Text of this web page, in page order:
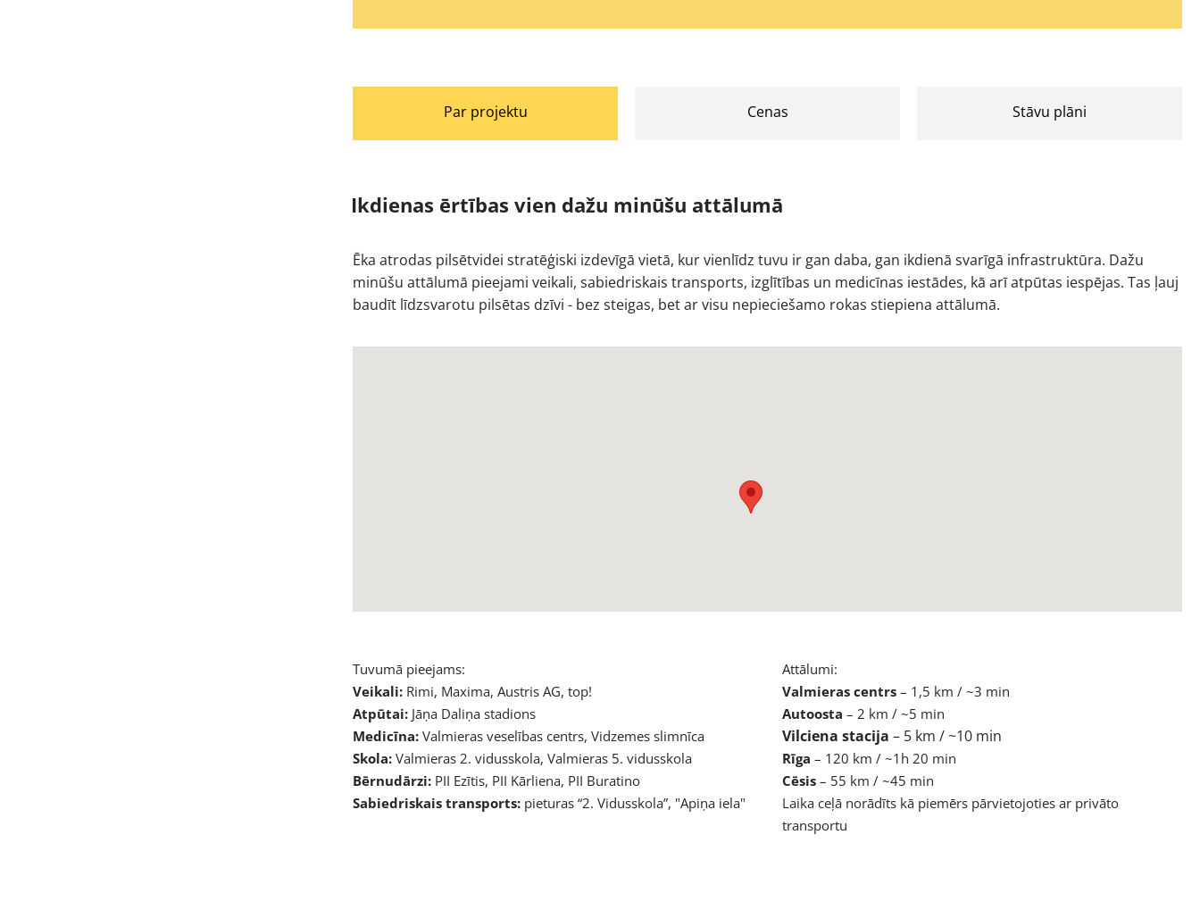
Par projektu Cenas Stāvu plāni
Ikdienas ērtības vien dažu minūšu attālumā
Ēka atrodas pilsētvidei stratēģiski izdevīgā vietā, kur vienlīdz tuvu ir gan daba, gan ikdienā svarīgā infrastruktūra. Dažu
minūšu attālumā pieejami veikali, sabiedriskais transports, izglītības un medicīnas iestādes, kā arī atpūtas iespējas. Tas ļauj
baudīt līdzsvarotu pilsētas dzīvi - bez steigas, bet ar visu nepieciešamo rokas stiepiena attālumā.
Tuvumā pieejams:
Veikali: Rimi, Maxima, Austris AG, top!
Atpūtai: Jāņa Daliņa stadions
Medicīna: Valmieras veselības centrs, Vidzemes slimnīca
Skola: Valmieras 2. vidusskola, Valmieras 5. vidusskola
Bērnudārzi: PII Ezītis, PII Kārliena, PII Buratino
Sabiedriskais transports: pieturas “2. Vidusskola”, "Apiņa iela"
Attālumi:
Valmieras centrs– 1,5 km / ~3 min
Autoosta – 2 km / ~5 min
Vilciena stacija – 5 km / ~10 min
Rīga – 120 km / ~1h 20 min
Cēsis– 55 km / ~45 min
Laika ceļā norādīts kā piemērs pārvietojoties ar privāto
transportu